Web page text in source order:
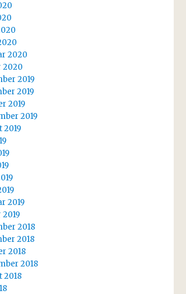
2020
2020
2019
2019
2019
2019
2019
2019
2019
2018
2018
2018
2018
2018